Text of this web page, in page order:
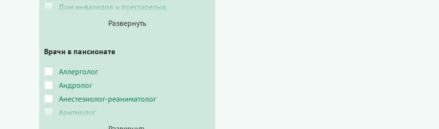
Дом инвалидов и престарелых
Врачи в пансионате
Аллерголог
Андролог
Анестезиолог-реаниматолог
Аритмолог